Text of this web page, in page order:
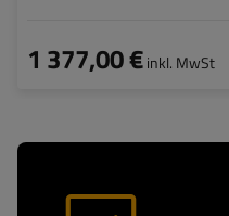
1 377,00 €inkl. MwSt